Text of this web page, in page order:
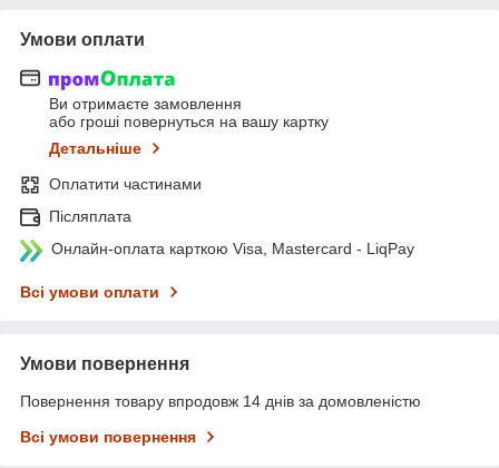
Умови оплати
Ви отримаєте замовлення
або гроші повернуться на вашу картку
Детальніше
Оплатити частинами
Післяплата
Онлайн-оплата карткою Visa, Mastercard - LiqPay
Всі умови оплати
Умови повернення
Повернення товару впродовж 14 днів за домовленістю
Всі умови повернення